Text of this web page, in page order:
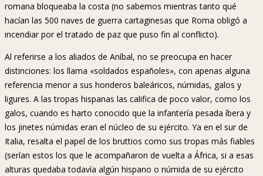
romana bloqueaba la costa (no sabemos mientras tanto qué
hacían las 500 naves de guerra cartaginesas que Roma obligó a
incendiar por el tratado de paz que puso fin al conflicto).
Al referirse a los aliados de Aníbal, no se preocupa en hacer
distinciones: los llama «soldados españoles», con apenas alguna
referencia menor a sus honderos baleáricos, númidas, galos y
ligures. A las tropas hispanas las califica de poco valor, como los
galos, cuando es harto conocido que la infantería pesada íbera y
los jinetes númidas eran el núcleo de su ejército. Ya en el sur de
Italia, resalta el papel de los bruttios como sus tropas más fiables
(serían estos los que le acompañaron de vuelta a África, si a esas
alturas quedaba todavía algún hispano o númida de su ejército